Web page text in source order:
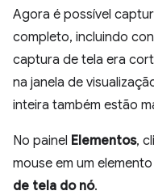
Agora é possível
completo, incluindo
captura de tela era
na janela de
inteira também estão
No painel Elementos,
mouse em um
de tela do nó.